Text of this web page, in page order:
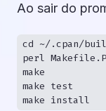
Ao sair do
cd ~/.cpan/
perl
make
make test